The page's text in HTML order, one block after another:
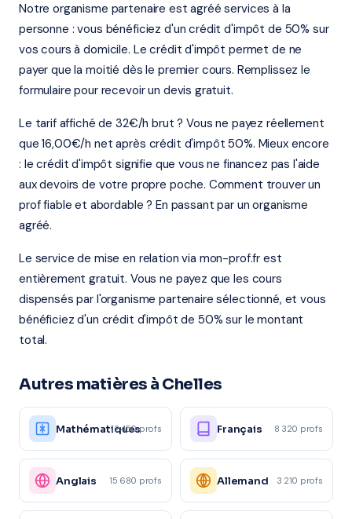
Notre organisme partenaire est agréé services à la
personne : vous bénéficiez d'un crédit d'impôt de 50% sur
vos cours à domicile. Le crédit d'impôt permet de ne
payer que la moitié dès le premier cours. Remplissez le
formulaire pour recevoir un devis gratuit.
Le tarif affiché de 32€/h brut ? Vous ne payez réellement
que 16,00€/h net après crédit d'impôt 50%. Mieux encore
: le crédit d'impôt signifie que vous ne financez pas l'aide
aux devoirs de votre propre poche. Comment trouver un
prof fiable et abordable ? En passant par un organisme
agréé.
Le service de mise en relation via mon-prof.fr est
entièrement gratuit. Vous ne payez que les cours
dispensés par l'organisme partenaire sélectionné, et vous
bénéficiez d'un crédit d'impôt de 50% sur le montant
total.
Autres matières à Chelles
Mathématiques
12 450 profs Français 8 320 profs
Anglais 15 680 profs Allemand 3 210 profs